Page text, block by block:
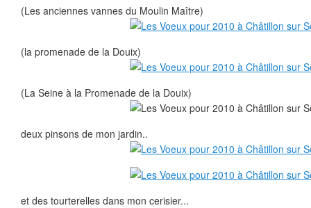
(Les anciennes vannes du Moulin Maître)
(la promenade de la Douix)
(La Seine à la Promenade de la Douix)
deux pinsons de mon jardin..
et des tourterelles dans mon cerisier...